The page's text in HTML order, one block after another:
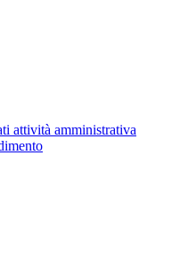
attività amministrativa